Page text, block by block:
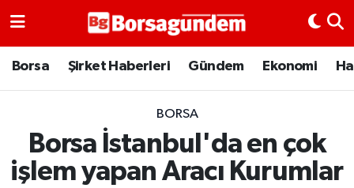
Borsa Şirket Haberleri Gündem Ekonomi
BORSA
Borsa İstanbul'da en çok
işlem yapan Aracı Kurumlar
Borsa
Emtia
Galeri